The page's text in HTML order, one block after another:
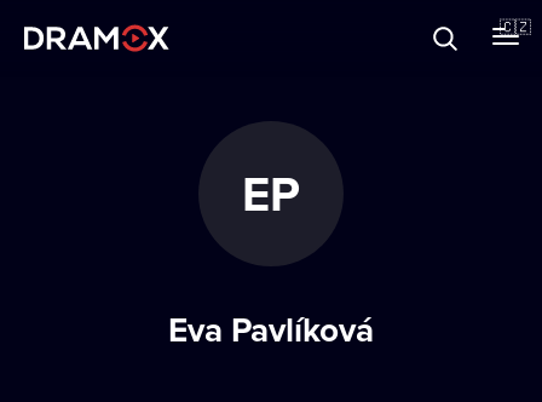
🇨🇿
EP
Eva Pavlíková